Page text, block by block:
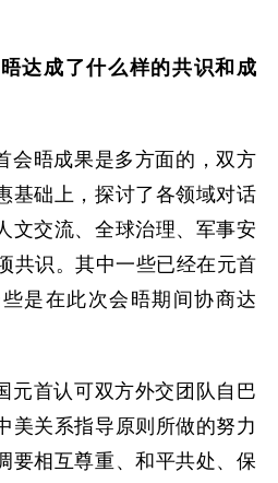
达成了什么样的共识和成
会晤成果是多方面的，双方
基础上，探讨了各领域对话
文交流、全球治理、军事安
共识。其中一些已经在元首
是在此次会晤期间协商达
元首认可双方外交团队自巴
美关系指导原则所做的努力
要相互尊重、和平共处、保